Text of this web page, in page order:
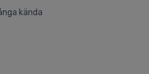
kända